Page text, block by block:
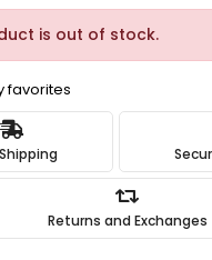
is out of stock.
favorites
Returns and Exchanges